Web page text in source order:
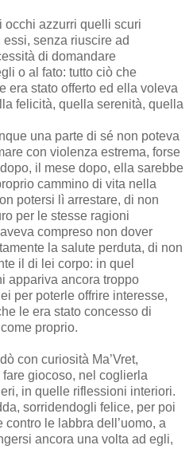
occhi azzurri quelli scuri
senza riuscire ad
di domandare
o al fato: tutto ciò che
era stato offerto ed ella voleva
felicità, quella serenità, quella
una parte di sé non poteva
con violenza estrema, forse
il mese dopo, ella sarebbe
cammino di vita nella
potersi lì arrestare, di non
per le stesse ragioni
compreso non dover
la salute perduta, di non
il di lei corpo: in quel
appariva ancora troppo
per poterle offrire interesse,
le era stato concesso di
proprio.
con curiosità Ma’Vret,
giocoso, nel coglierla
in quelle riflessioni interiori.
sorridendogli felice, per poi
le labbra dell’uomo, a
ancora una volta ad egli,